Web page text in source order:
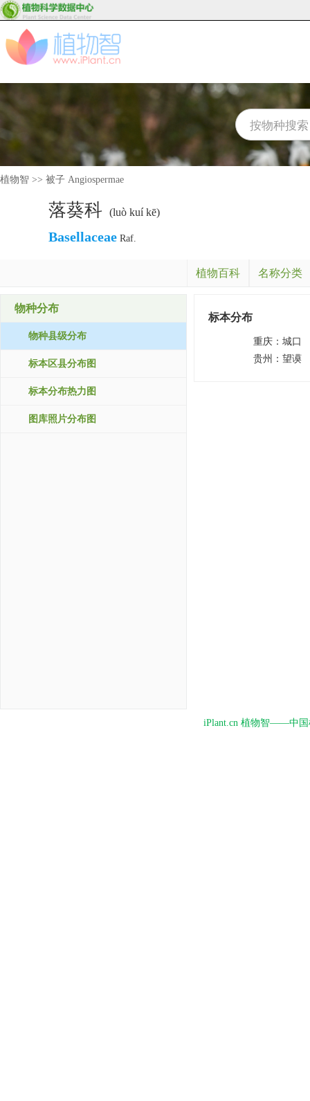
植物智 >> 被子 Angiospermae
落葵科 (luò kuí kē)
Basellaceae Raf.
植物百科 名称分类
物种分布
物种县级分布
标本区县分布图
标本分布热力图
图库照片分布图
标本分布
重庆： 城口
贵州： 望谟
iPlant.cn 植物智——中国